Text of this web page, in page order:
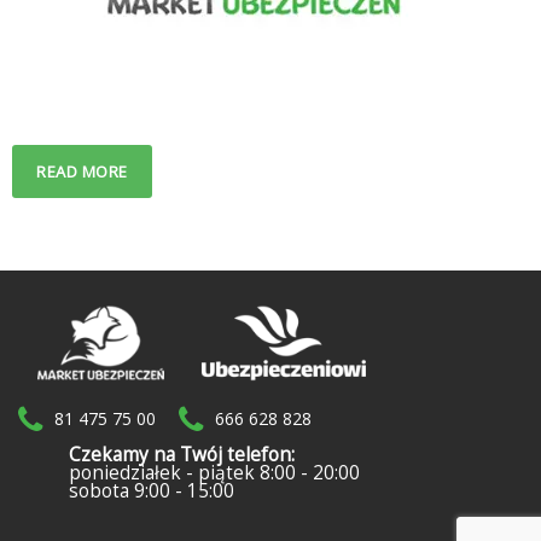
READ MORE
81 475 75 00 666 628 828
Czekamy na Twój telefon:
poniedziałek - piątek 8:00 - 20:00
sobota 9:00 - 15:00